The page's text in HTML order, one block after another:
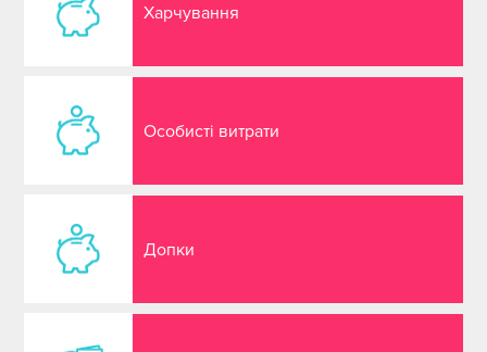
Харчування
Особисті витрати
Допки